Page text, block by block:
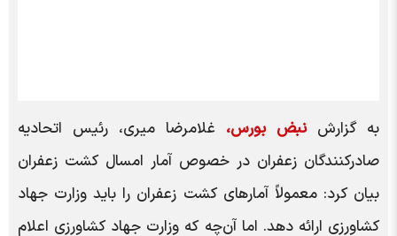
به گزارشنبض بورس، غلامرضا میری، رئیس اتحادیه
صادرکنندگان زعفران در خصوص آمار امسال کشت زعفران
بیان کرد: معمولاً آمار‌های کشت زعفران را باید وزارت جهاد
کشاورزی ارائه دهد. اما آن‌چه که وزارت جهاد کشاورزی اعلام